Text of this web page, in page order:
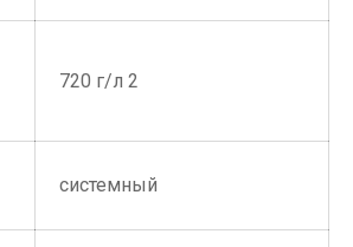
720 г/л 2
системный